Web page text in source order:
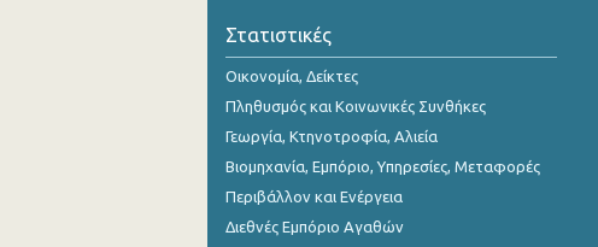
Στατιστικές
Οικονομία, Δείκτες
Πληθυσμός και Κοινωνικές Συνθήκες
Γεωργία, Κτηνοτροφία, Αλιεία
Βιομηχανία, Εμπόριο, Υπηρεσίες, Μεταφορές
Περιβάλλον και Ενέργεια
Διεθνές Εμπόριο Αγαθών